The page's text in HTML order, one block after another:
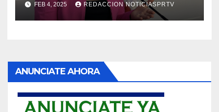
FEB 4, 2025 REDACCION NOTICIASPRTV
ANUNCIATE AHORA